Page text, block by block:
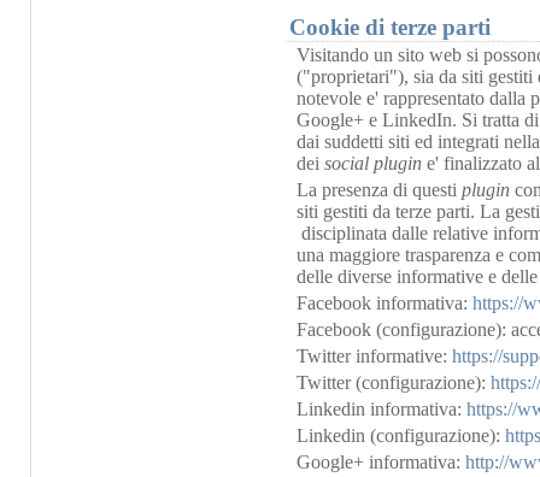
Cookie di terze parti
Visitando un sito web si
("proprietari"), sia da siti
notevole e' rappresentato dalla
Google+ e LinkedIn. Si tratta
dai suddetti siti ed integrati
deisocial plugin e' finalizzato
La presenza di questiplugin
siti gestiti da terze parti. La
disciplinata dalle relative
una maggiore trasparenza e
delle diverse informative e
Facebook informativa:https://
Facebook (configurazione):
Twitter informative:https://
Twitter (configurazione):
Linkedin informativa:https://
Linkedin (configurazione):
Google+ informativa:http://